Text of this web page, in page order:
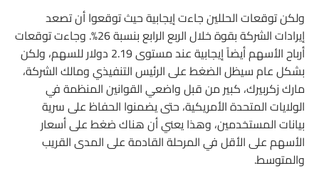
ولكن توقعات الحللين جاءت إيجابية حيث توقعوا أن تصعد
إيرادات الشركة بقوة خلال الربع الرابع بنسبة 26%. وجاءت توقعات
أرباح الأسهم أيضاً إيجابية عند مستوى 2.19 دولار للسهم، ولكن
بشكل عام سيظل الضغط على الرئيس التنفيذي ومالك الشركة،
مارك زكربيرك، كبير من قبل واضعي القوانين المنظمة في
الولايات المتحدة الأمريكية، حتى يضمنوا الحفاظ على سرية
بيانات المستخدمين، وهذا يعني أن هناك ضغط على أسعار
الأسهم على الأقل في المرحلة القادمة على المدى القريب
والمتوسط.